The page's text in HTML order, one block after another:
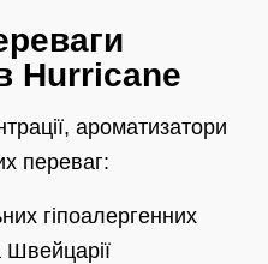
Hurricane
ароматизатори
переваг:
гіпоалергенних
Швейцарії